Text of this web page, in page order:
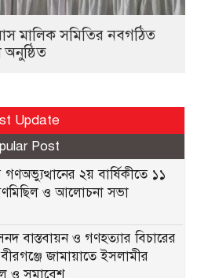
মালিক সমিতির নবগঠিত
Update
Post
২য় বার্ষিকীতে ১১
ও আলোচনা সভা
বাস্তবায়ন ও গণহত্যার বিচারের
জামায়াতে ইসলামীর
ও সমাবেশ